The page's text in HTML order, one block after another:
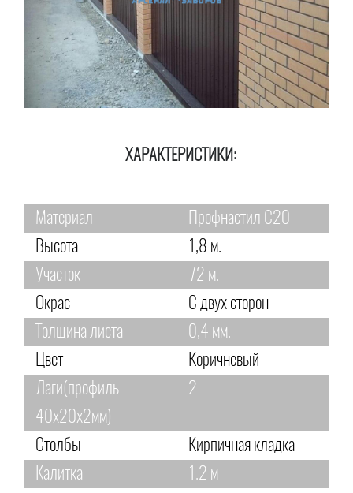
ХАРАКТЕРИСТИКИ:
Материал
Профнастил С20
Высота
1,8 м.
Участок
72 м.
Окрас
С двух сторон
Толщина листа
0,4 мм.
Цвет
Коричневый
Лаги(профиль
40х20х2мм)
2
Столбы
Кирпичная кладка
Калитка
1.2 м